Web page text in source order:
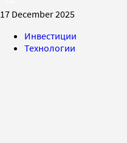
17 December 2025
Инвестиции
Технологии